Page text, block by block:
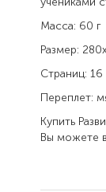
Масса: 60 г
Размер:
Страниц:
Переплет:
Купить
Вы можете